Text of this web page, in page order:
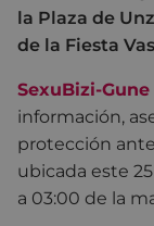
la Plaza de
de la Fiesta
SexuBizi-Gune
información,
protección
ubicada este
a 03:00 de la